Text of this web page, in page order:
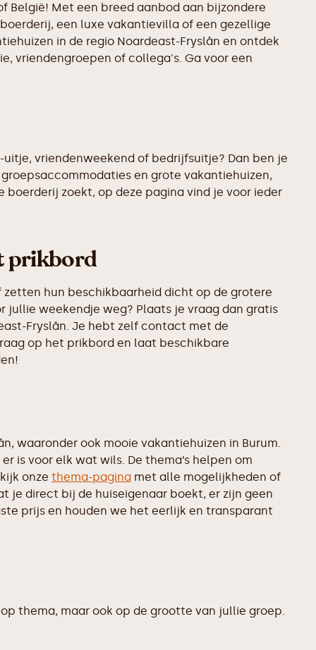
België! Met een breed aanbod aan bijzondere
een luxe vakantievilla of een gezellige
in de regio Noardeast-Fryslân en ontdek
vriendengroepen of collega's. Ga voor een
vriendenweekend of bedrijfsuitje? Dan ben je
en grote vakantiehuizen,
zoekt, op deze pagina vind je voor ieder
prikbord
hun beschikbaarheid dicht op de grotere
jullie weekendje weg? Plaats je vraag dan gratis
Fryslân. Je hebt zelf contact met de
op het prikbord en laat beschikbare
waaronder ook mooie vakantiehuizen in Burum.
is voor elk wat wils. De thema’s helpen om
onze thema-pagina met alle mogelijkheden of
je direct bij de huiseigenaar boekt, er zijn geen
prijs en houden we het eerlijk en transparant
thema, maar ook op de grootte van jullie groep.